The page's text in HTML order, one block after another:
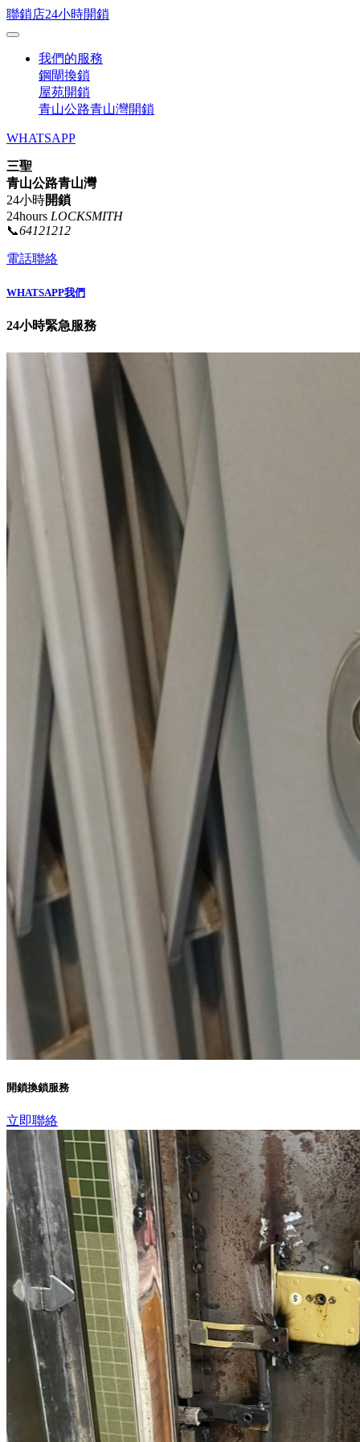
聯鎖店24小時開鎖
我們的服務
鋼閘換鎖
屋苑開鎖
青山公路青山灣開鎖
WHATSAPP
三聖
青山公路青山灣
24小時開鎖
24hours LOCKSMITH
📞64121212
電話聯絡
WHATSAPP我們
24小時緊急服務
開鎖換鎖服務
立即聯絡